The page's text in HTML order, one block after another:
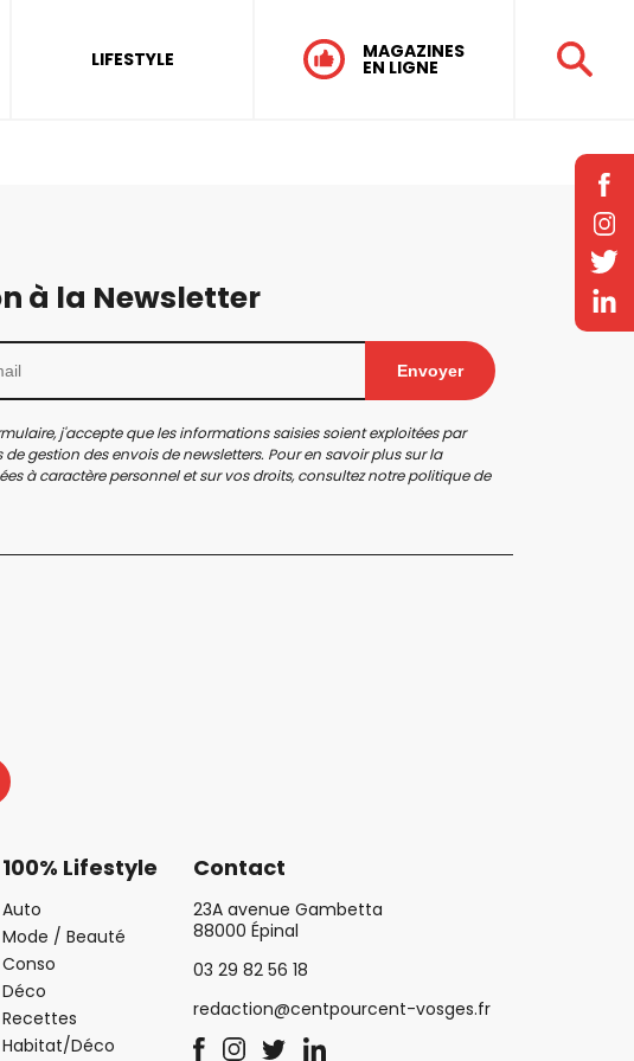
LIFESTYLE MAGAZINES
EN LIGNE
à la Newsletter
Envoyer
j'accepte que les informations saisies soient exploitées par
de gestion des envois de newsletters. Pour en savoir plus sur la
à caractère personnel et sur vos droits, consultez notrepolitique de
100% Lifestyle
Auto
Mode / Beauté
Conso
Déco
Recettes
Habitat/Déco
Contact
23A avenue Gambetta
88000 Épinal
03 29 82 56 18
redaction@centpourcent-vosges.fr